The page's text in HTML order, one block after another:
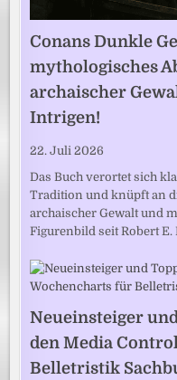
Conans Dunkle
mythologisches
archaischer
Intrigen!
22. Juli 2026
Das Buch verortet sich
Tradition und knüpft an
archaischer Gewalt und
Figurenbild seit Robert
Neueinsteiger
den Media
Belletristik